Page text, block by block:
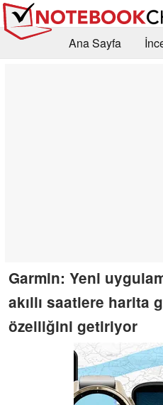
Ana Sayfa
Garmin: Yeni
akıllı saatlere harita
özelliğini getiriyor